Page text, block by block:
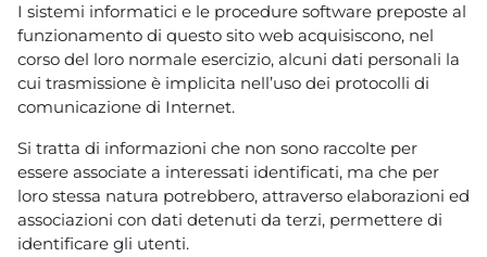
I sistemi informatici e le procedure software preposte al
funzionamento di questo sito web acquisiscono, nel
corso del loro normale esercizio, alcuni dati personali la
cui trasmissione è implicita nell’uso dei protocolli di
comunicazione di Internet.
Si tratta di informazioni che non sono raccolte per
essere associate a interessati identificati, ma che per
loro stessa natura potrebbero, attraverso elaborazioni ed
associazioni con dati detenuti da terzi, permettere di
identificare gli utenti.